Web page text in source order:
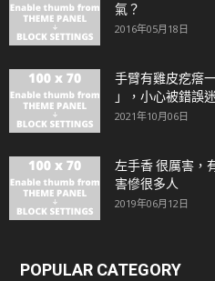
氣？
2016年05月18日
手臂有雞皮疙瘩
」，小心被錯誤
2021年10月06日
左手香 很厲害，
害慘很多人
2019年06月12日
POPULAR CATEGORY